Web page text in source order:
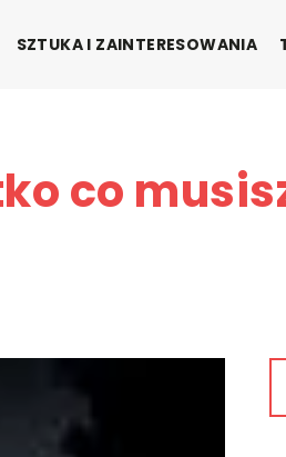
SZTUKA I ZAINTERESOWANIA
co